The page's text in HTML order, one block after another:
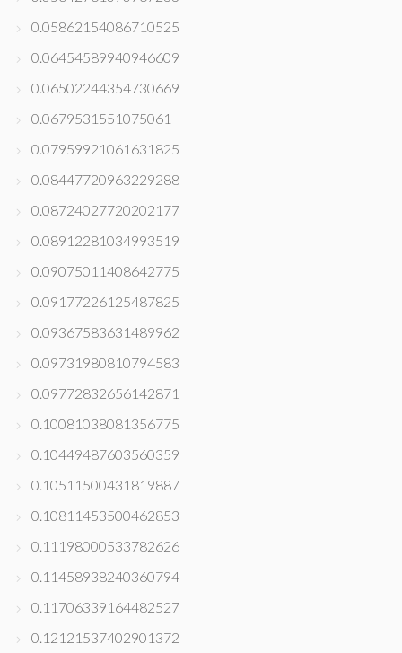
0.05862154086710525
0.06454589940946609
0.06502244354730669
0.0679531551075061
0.07959921061631825
0.08447720963229288
0.08724027720202177
0.08912281034993519
0.09075011408642775
0.09177226125487825
0.09367583631489962
0.09731980810794583
0.09772832656142871
0.10081038081356775
0.10449487603560359
0.10511500431819887
0.10811453500462853
0.11198000533782626
0.11458938240360794
0.11706339164482527
0.12121537402901372